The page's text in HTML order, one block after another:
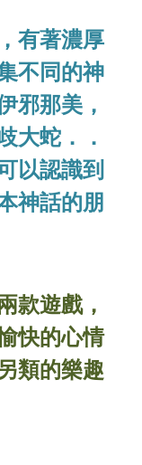
有著濃厚
不同的神
邪那美，
大蛇．．
以認識到
神話的朋
款遊戲，
快的心情
類的樂趣